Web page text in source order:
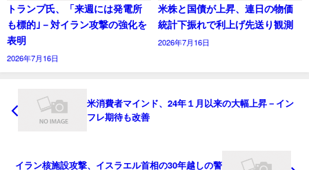
トランプ氏、「来週には発電所
も標的｣－対イラン攻撃の強化を
表明
2026年7月16日
米株と国債が上昇、連日の物価
統計下振れで利上げ先送り観測
2026年7月16日
米消費者マインド、24年１月以来の大幅上昇－イン
フレ期待も改善
イラン核施設攻撃、イスラエル首相の30年越しの警